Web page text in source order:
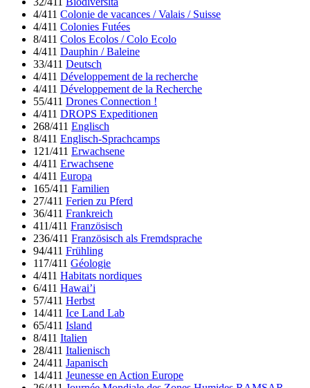
4/411 Colonie de vacances / Valais / Suisse
4/411 Colonies Futées
8/411 Colos Ecolos / Colo Ecolo
4/411 Dauphin / Baleine
33/411 Deutsch
4/411 Développement de la recherche
4/411 Développement de la Recherche
55/411 Drones Connection !
4/411 DROPS Expeditionen
268/411 Englisch
8/411 Englisch-Sprachcamps
121/411 Erwachsene
4/411 Erwachsene
4/411 Europa
165/411 Familien
27/411 Ferien zu Pferd
36/411 Frankreich
411/411 Französisch
236/411 Französisch als Fremdsprache
94/411 Frühling
117/411 Géologie
4/411 Habitats nordiques
6/411 Hawai’i
57/411 Herbst
14/411 Ice Land Lab
65/411 Island
8/411 Italien
28/411 Italienisch
24/411 Japanisch
14/411 Jeunesse en Action Europe